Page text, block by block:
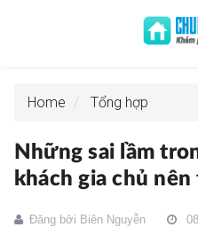
Home Tổng hợp
Những sai lầm
khách gia chủ nên
Đăng bởi Biên Nguyễn